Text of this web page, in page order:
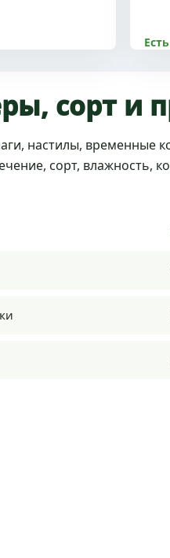
сорт и
настилы, временные
сорт, влажность,